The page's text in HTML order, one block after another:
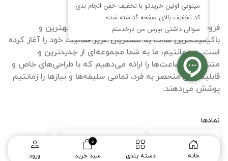
خانه دسته بندی سبد خرید
0
ورود
فروشگاه آنلاین ساعت زمانتیم با هدف ارائه بهترین و
باکیفیت‌ترین ساات‌ به مشتریان عزیز فعالیت خود را آغاز کرده
است. در زمانتیم، ما به شما مجموعه‌ای از جدیدترین و
متنوع‌ترین ساعت‌ها را ارائه می‌دهیم که با طراحی‌های خاص و
قابلیت‌های منحصر به فرد، تمامی سلیقه‌ها و نیازها را زمانتیم
پوشش می‌دهند.
نمادها